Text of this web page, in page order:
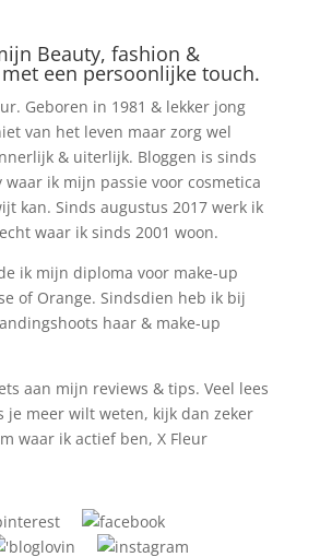
Beauty, fashion &
een persoonlijke touch.
Geboren in 1981 & lekker jong
van het leven maar zorg wel
& uiterlijk. Bloggen is sinds
ik mijn passie voor cosmetica
kan. Sinds augustus 2017 werk ik
waar ik sinds 2001 woon.
ik mijn diploma voor make-up
of Orange. Sindsdien heb ik bij
haar & make-up
aan mijn reviews & tips. Veel lees
je meer wilt weten, kijk dan zeker
waar ik actief ben, X Fleur